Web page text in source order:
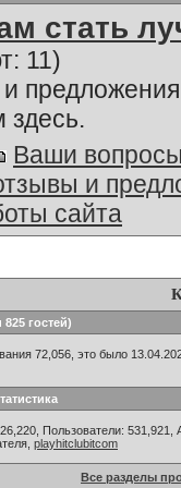
стать
11)
Ваши
и
сайта
гостей)
72,056, это было
Пользователи: 531,921,
playhitclubitcom
Все разделы